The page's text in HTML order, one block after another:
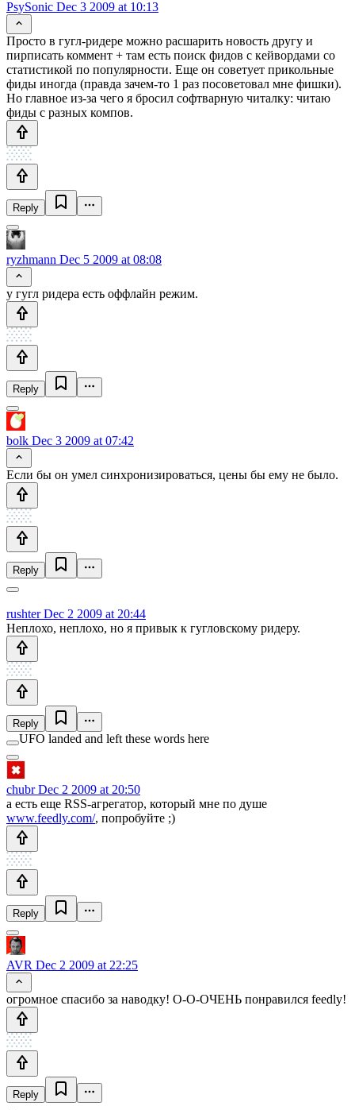
PsySonic Dec 3 2009 at 10:13
Просто в гугл-ридере можно расшарить новость другу и
пирписать коммент + там есть поиск фидов с кейвордами со
статистикой по популярности. Еще он советует прикольные
фиды иногда (правда зачем-то 1 раз посоветовал мне фишки).
Но главное из-за чего я бросил софтварную читалку: читаю
фиды с разных компов.
Reply
ryzhmann Dec 5 2009 at 08:08
у гугл ридера есть оффлайн режим.
Reply
bolk Dec 3 2009 at 07:42
Если бы он умел синхронизироваться, цены бы ему не было.
Reply
rushterDec 2 2009 at 20:44
Неплохо, неплохо, но я привык к гугловскому ридеру.
Reply
UFO landed and left these words here
chubrDec 2 2009 at 20:50
а есть еще RSS-агрегатор, который мне по душе
www.feedly.com/, попробуйте ;)
Reply
AVR Dec 2 2009 at 22:25
огромное спасибо за наводку! О-O-OЧЕНЬ понравился feedly!
Reply